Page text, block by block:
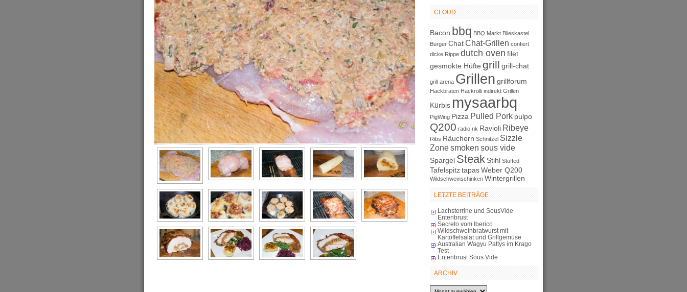
CLOUD
Bacon bbq BBQ Markt Blieskastel
Burger ChatChat-Grillen confiert
dicke Rippe dutch oven filet
gesmokte Hüfte grill grill-chat
grill arena Grillen grillforum
Hackbraten Hackrolli indirekt Grillen
Kürbis mysaarbq
PigWing Pizza Pulled Pork pulpo
Q200 radio nk Ravioli Ribeye
Ribs Räuchern Schnitzel Sizzle
Zonesmoken sous vide
Spargel Steak Stihl Stuffed
TafelspitztapasWeber Q200
Wildschweinschinken Wintergrillen
LETZTE BEITRÄGE
Lachsterrine und SousVide
Entenbrust
Secreto vom Iberico
Wildschweinbratwurst mit
Kartoffelsalat und Grillgemüse
Australian Wagyu Pattys im Krago
Test
Entenbrust Sous Vide
ARCHIV
Archiv